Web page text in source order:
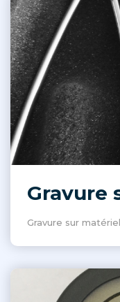
Gravure
Gravure sur